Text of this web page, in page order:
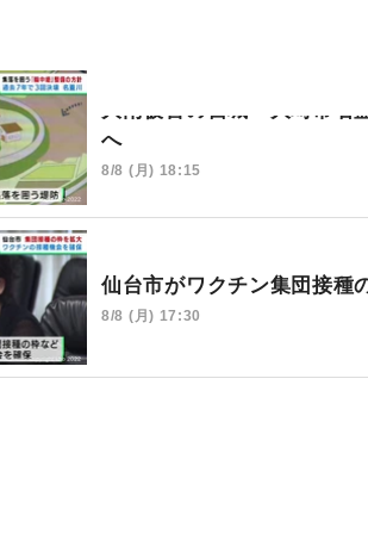
大雨被害の宮城・大崎市
へ
8/8 (月) 18:15
仙台市がワクチン集団接種
8/8 (月) 17:30